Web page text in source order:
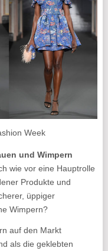
Week
und Wimpern
wie vor eine Hauptrolle
Produkte und
üppiger
Wimpern?
auf den Markt
als die geklebten